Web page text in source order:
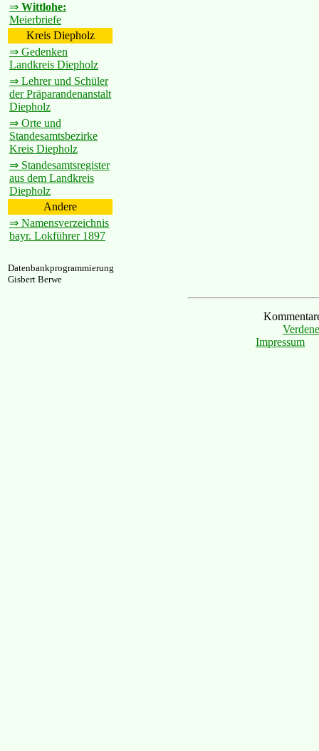
⇒ Wittlohe:
Meierbriefe
Kreis Diepholz
⇒ Gedenken
Landkreis Diepholz
⇒ Lehrer und Schüler
der Präparandenanstalt
Diepholz
⇒ Orte und
Standesamtsbezirke
Kreis Diepholz
⇒ Standesamtsregister
aus dem Landkreis
Diepholz
Andere
⇒ Namensverzeichnis
bayr. Lokführer 1897
Datenbankprogrammierung
Gisbert Berwe
Impressum